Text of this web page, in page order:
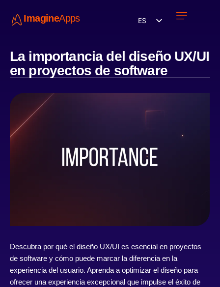
ImagineApps ES
La importancia del diseño UX/UI
en proyectos de software
Descubra por qué el diseño UX/UI es esencial en proyectos
de software y cómo puede marcar la diferencia en la
experiencia del usuario. Aprenda a optimizar el diseño para
ofrecer una experiencia excepcional que impulse el éxito de